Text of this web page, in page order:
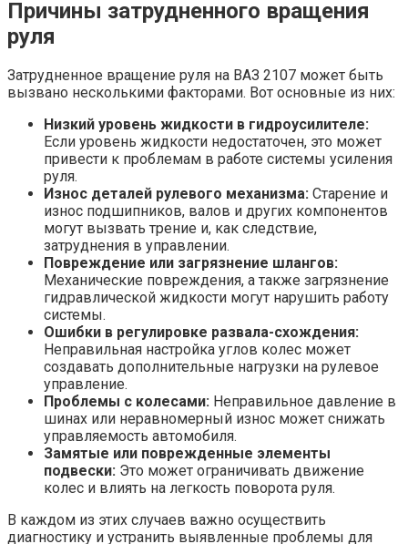
Причины затрудненного вращения
руля
Затрудненное вращение руля на ВАЗ 2107 может быть
вызвано несколькими факторами. Вот основные из них:
Низкий уровень жидкости в гидроусилителе:
Если уровень жидкости недостаточен, это может
привести к проблемам в работе системы усиления
руля.
Износ деталей рулевого механизма: Старение и
износ подшипников, валов и других компонентов
могут вызвать трение и, как следствие,
затруднения в управлении.
Повреждение или загрязнение шлангов:
Механические повреждения, а также загрязнение
гидравлической жидкости могут нарушить работу
системы.
Ошибки в регулировке развала-схождения:
Неправильная настройка углов колес может
создавать дополнительные нагрузки на рулевое
управление.
Проблемы с колесами: Неправильное давление в
шинах или неравномерный износ может снижать
управляемость автомобиля.
Замятые или поврежденные элементы
подвески: Это может ограничивать движение
колес и влиять на легкость поворота руля.
В каждом из этих случаев важно осуществить
диагностику и устранить выявленные проблемы для